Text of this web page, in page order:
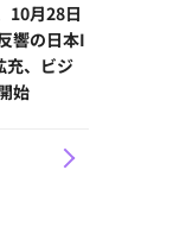
10月28日
響の日本I
充、ビジ
始